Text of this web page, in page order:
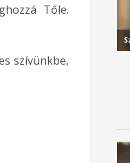
Tőle.
szívünkbe,